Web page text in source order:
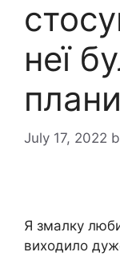
неї
плани
July 17, 2022
Я змалку
виходило